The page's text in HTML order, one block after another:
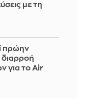
με τη
πρώην
διαρροή
για το Air